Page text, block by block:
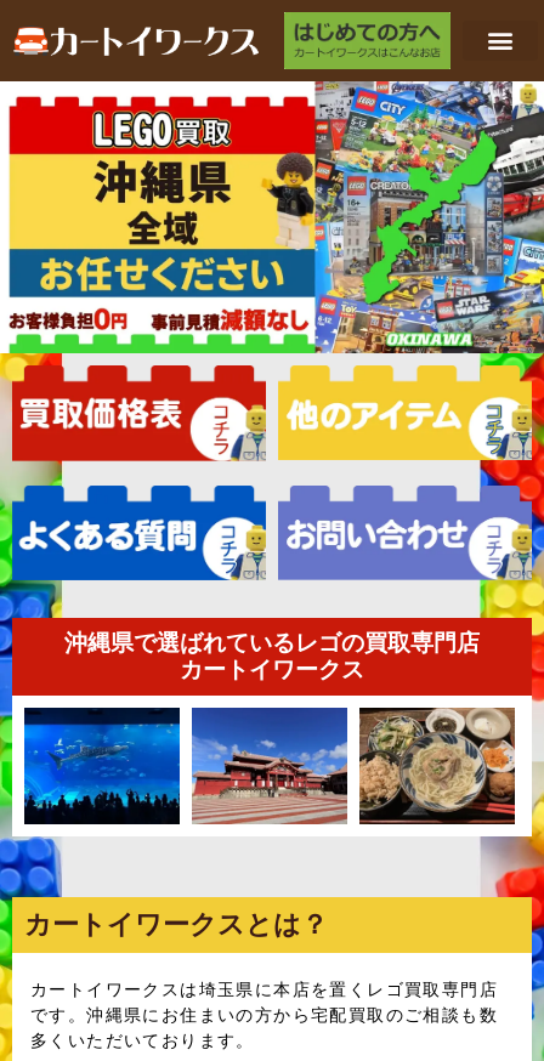
沖縄県で選ばれているレゴの買取専門店
カートイワークス
カートイワークスとは？
カートイワークスは埼玉県に本店を置くレゴ買取専門店
です。沖縄県にお住まいの方から宅配買取のご相談も数
多くいただいております。